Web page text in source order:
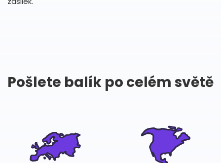
Pošlete balík po celém světě